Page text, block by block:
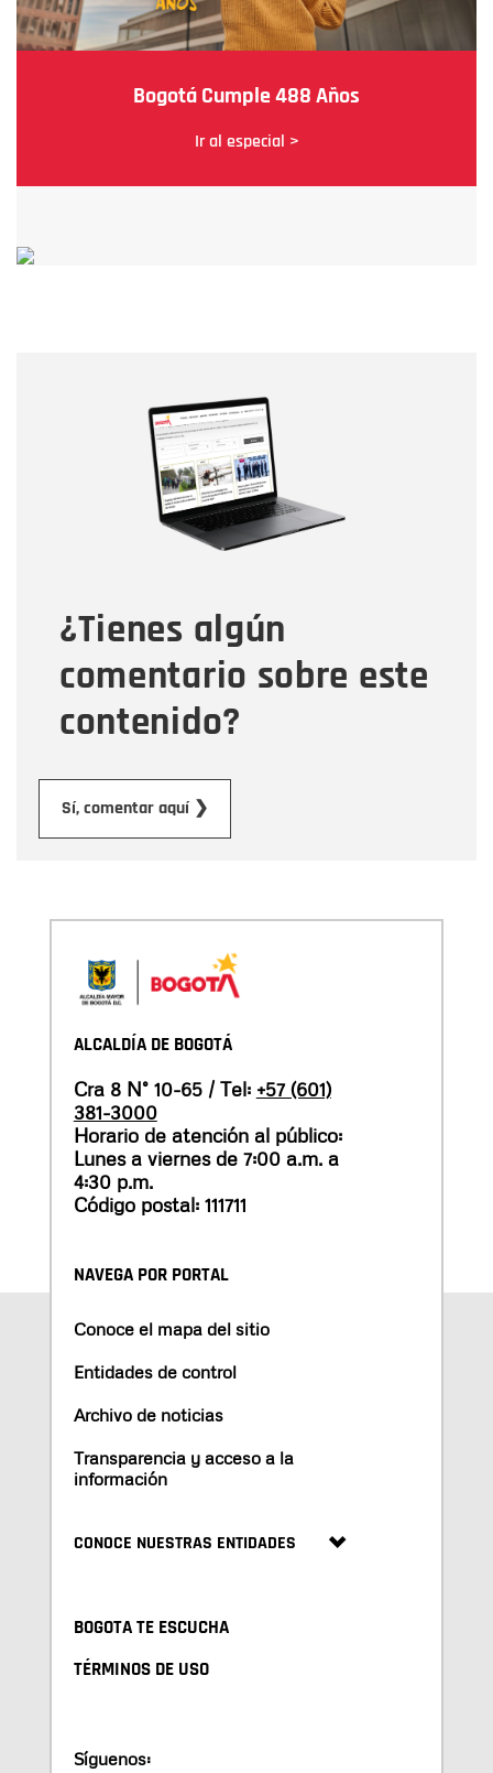
Bogotá Cumple 488 Años
Ir al especial >
¿Tienes algún
comentario sobre este
contenido?
Sí, comentar aquí ❯
Correo electrónico
Tipo de comentario
Mensaje
ALCALDÍA DE BOGOTÁ
Cra 8 N° 10-65 / Tel: +57 (601)
381-3000
Horario de atención al público:
Lunes a viernes de 7:00 a.m. a
4:30 p.m.
Código postal: 111711
NAVEGA POR PORTAL
Conoce el mapa del sitio
Entidades de control
Archivo de noticias
Transparencia y acceso a la
información
CONOCE NUESTRAS ENTIDADES
BOGOTA TE ESCUCHA
TÉRMINOS DE USO
Síguenos: